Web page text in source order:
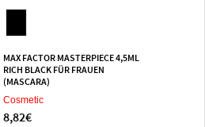
MAX FACTOR MASTERPIECE 4,5ML
RICH BLACK FÜR FRAUEN
(MASCARA)
Cosmetic
8,82€